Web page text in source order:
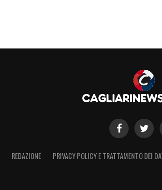
REDAZIONE PRIVACY POLICY E TRATTAMENTO DEI